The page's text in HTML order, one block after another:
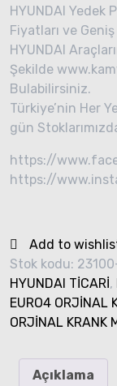
HYUNDAI Yedek
Fiyatları ve
HYUNDAI
Şekilde
Bulabilirsiniz.
Türkiye’nin Her
gün
https://
https://
Add to
Stok kodu:
HYUNDAI TİCARİ,
EURO4 ORJİNAL
ORJİNAL
Açıklama